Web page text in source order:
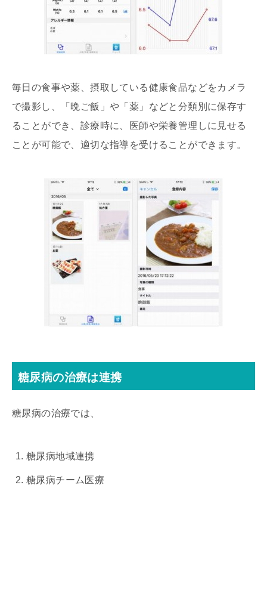
毎日の食事や薬、摂取している健康食品などをカメラ
で撮影し、「晩ご飯」や「薬」などと分類別に保存す
ることができ、診療時に、医師や栄養管理しに見せる
ことが可能で、適切な指導を受けることができます。
糖尿病の治療は連携
糖尿病の治療では、
糖尿病地域連携
糖尿病チーム医療